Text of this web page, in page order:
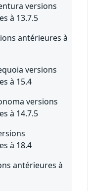
versions
à 13.7.5
antérieures à
versions
à 15.4
versions
à 14.7.5
à 18.4
antérieures à